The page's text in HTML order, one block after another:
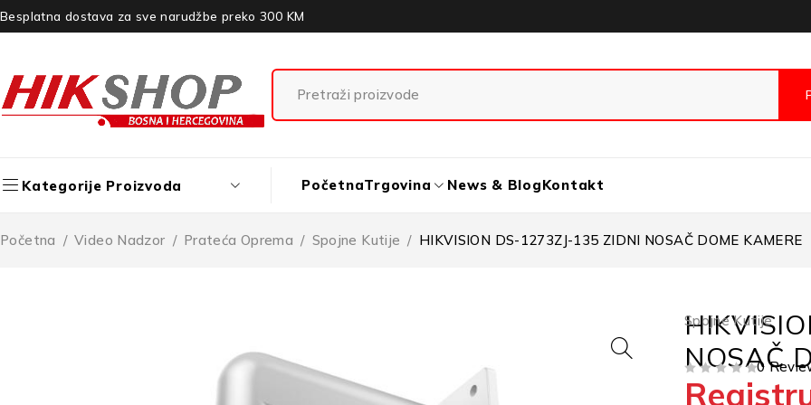
Besplatna dostava za sve narudžbe preko 300 KM
Kategorije Proizvoda PočetnaTrgovina News & BlogKontakt
Početna / Video Nadzor / Prateća Oprema / Spojne Kutije / HIKVISION DS-1273ZJ-135 ZIDNI NOSAČ DOME KAMERE
Spojne Kutije
NOSAČ
0